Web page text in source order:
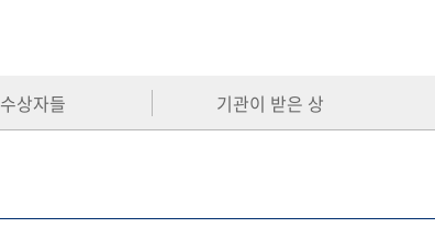
수상자들 기관이 받은 상